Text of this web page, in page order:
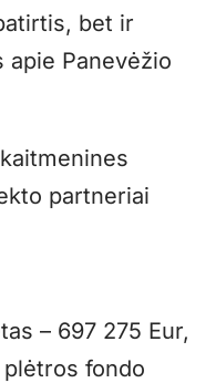
bet ir
apie Panevėžio
partneriai
– 697 275 Eur,
fondo